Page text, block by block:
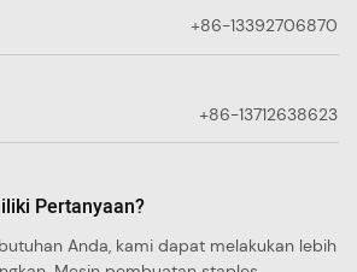
+86-13392706870
+86-13712638623
Pertanyaan?
Anda, kami dapat melakukan lebih